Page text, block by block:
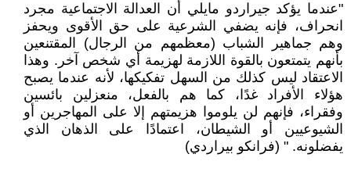
"عندما يؤكد جيراردو مايلي أن العدالة الاجتماعية مجرد
انحراف، فإنه يضفي الشرعية على حق الأقوى ويحفز
وهم جماهير الشباب (معظمهم من الرجال) المقتنعين
بأنهم يتمتعون بالقوة اللازمة لهزيمة أي شخص آخر. وهذا
الاعتقاد ليس كذلك من السهل تفكيكها، لأنه عندما يصبح
هؤلاء الأفراد غدًا، كما هم بالفعل، منعزلين بائسين
وفقراء، فإنهم لن يلوموا هزيمتهم إلا على المهاجرين أو
الشيوعيين أو الشيطان، اعتمادًا على الذهان الذي
يفضلونه. " (فرانكو بيراردي)